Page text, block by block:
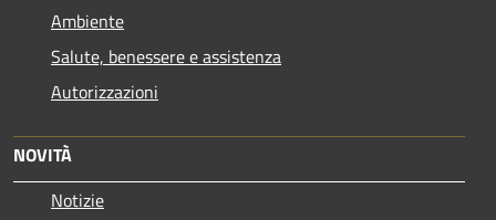
Ambiente
Salute, benessere e assistenza
Autorizzazioni
NOVITÀ
Notizie